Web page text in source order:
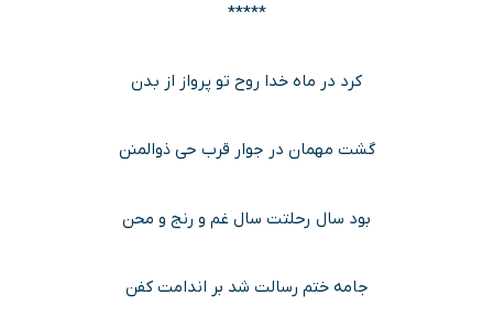
*****
کرد در ماه خدا روح تو پرواز از بدن
گشت مهمان در جوار قرب حی ذوالمنن
بود سال رحلتت سال غم و رنج و محن
جامه ختم رسالت شد بر اندامت کفن